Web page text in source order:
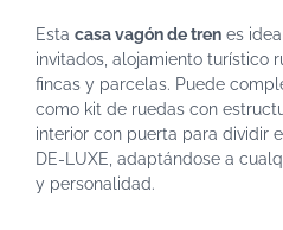
Esta casa vagón de tren es
invitados, alojamiento turístico
fincas y parcelas. Puede
como kit de ruedas con
interior con puerta para dividir
DE-LUXE, adaptándose a
y personalidad.